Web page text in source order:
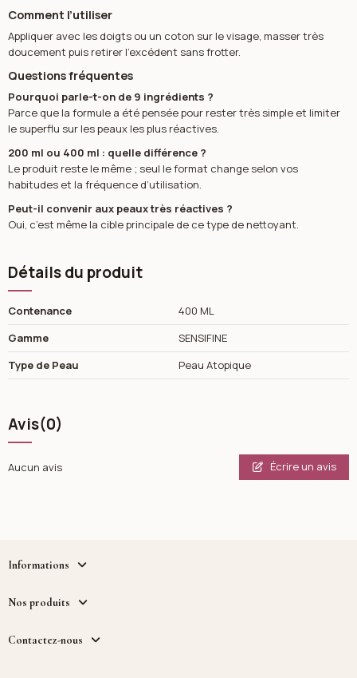
Comment l’utiliser
Appliquer avec les doigts ou un coton sur le visage, masser très
doucement puis retirer l’excédent sans frotter.
Questions fréquentes
Pourquoi parle-t-on de 9 ingrédients ?
Parce que la formule a été pensée pour rester très simple et limiter
le superflu sur les peaux les plus réactives.
200 ml ou 400 ml : quelle différence ?
Le produit reste le même ; seul le format change selon vos
habitudes et la fréquence d’utilisation.
Peut-il convenir aux peaux très réactives ?
Oui, c’est même la cible principale de ce type de nettoyant.
Détails du produit
Contenance
400 ML
Gamme
SENSIFINE
Type de Peau
Peau Atopique
Avis(0)
Aucun avis Écrire un avis
Informations
Nos produits
Contactez-nous